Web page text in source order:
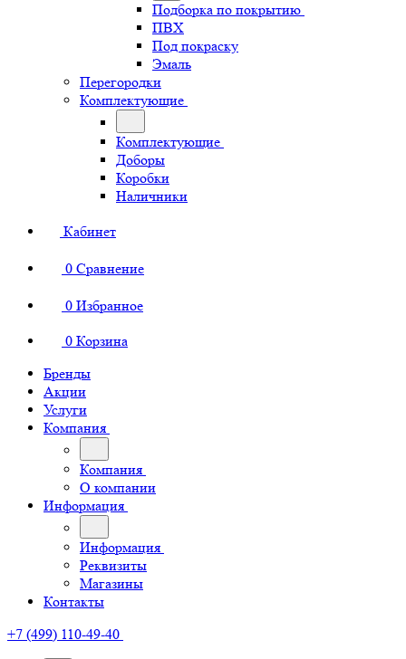
Подборка по покрытию
ПВХ
Под покраску
Эмаль
Перегородки
Комплектующие
Комплектующие
Доборы
Коробки
Наличники
Кабинет
0 Сравнение
0 Избранное
0 Корзина
Бренды
Акции
Услуги
Компания
Компания
О компании
Информация
Информация
Реквизиты
Магазины
Контакты
+7 (499) 110-49-40